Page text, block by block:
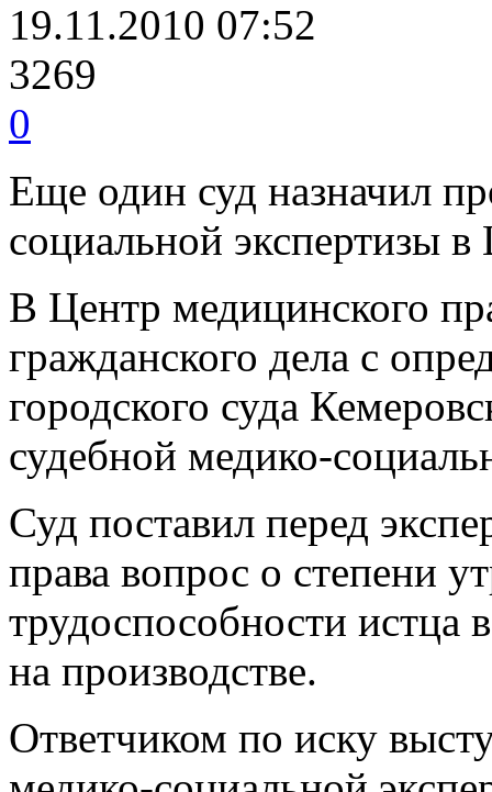
19.11.2010 07:52
3269
0
Еще один суд назначил
социальной экспертизы
В Центр медицинского
гражданского дела с
городского суда
судебной медико-
Суд поставил перед
права вопрос о степени
трудоспособности истца
на производстве.
Ответчиком по иску